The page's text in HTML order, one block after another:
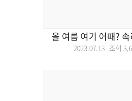
올 여름 여기 어때?
2023.07.13 조회